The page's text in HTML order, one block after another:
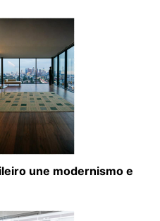
une modernismo e